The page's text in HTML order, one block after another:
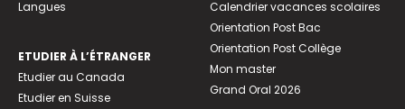
Langues
ETUDIER À L’ÉTRANGER
Etudier au Canada
Etudier en Suisse
Calendrier vacances scolaires
Orientation Post Bac
Orientation Post Collège
Mon master
Grand Oral 2026